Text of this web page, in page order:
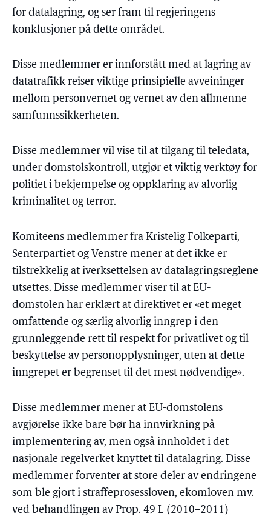
for datalagring, og ser fram til regjeringens
konklusjoner på dette området.
Disse medlemmer er innforstått med at lagring av
datatrafikk reiser viktige prinsipielle avveininger
mellom personvernet og vernet av den allmenne
samfunnssikkerheten.
Disse medlemmer vil vise til at tilgang til teledata,
under domstolskontroll, utgjør et viktig verktøy for
politiet i bekjempelse og oppklaring av alvorlig
kriminalitet og terror.
Komiteens medlemmer fra Kristelig Folkeparti,
Senterpartiet og Venstre mener at det ikke er
tilstrekkelig at iverksettelsen av datalagringsreglene
utsettes. Disse medlemmer viser til at EU-
domstolen har erklært at direktivet er «et meget
omfattende og særlig alvorlig inngrep i den
grunnleggende rett til respekt for privatlivet og til
beskyttelse av personopplysninger, uten at dette
inngrepet er begrenset til det mest nødvendige».
Disse medlemmer mener at EU-domstolens
avgjørelse ikke bare bør ha innvirkning på
implementering av, men også innholdet i det
nasjonale regelverket knyttet til datalagring. Disse
medlemmer forventer at store deler av endringene
som ble gjort i straffeprosessloven, ekomloven mv.
ved behandlingen av Prop. 49 L (2010–2011)